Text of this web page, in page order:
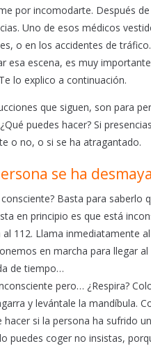
por incomodarte. Después
Uno de esos médicos
o en los accidentes de
esa escena, es muy
lo explico a continuación.
que siguen, son para
puedes hacer? Si
o no, o si se ha atragantado.
se ha
consciente? Basta para saberlo
en principio es que está
al 112. Llama inmediatamente
en marcha para llegar
de tiempo…
pero… ¿Respira?
y levántale la mandíbula.
hacer si la persona ha sufrido
puedes coger no insistas,